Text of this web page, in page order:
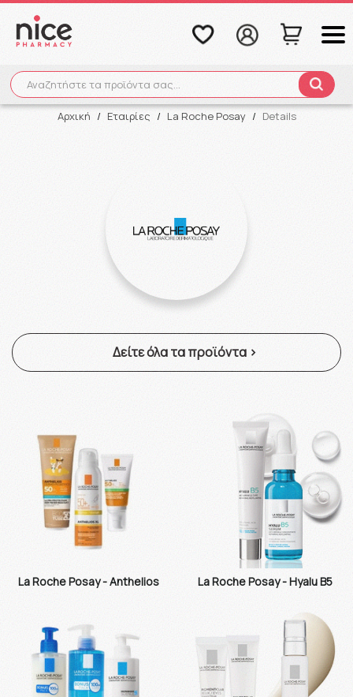
Αναζητήστε τα προϊόντα σας...
Αναζήτηση
Αρχική / Εταιρίες / La Roche Posay / Details
Δείτε όλα τα προϊόντα >
La Roche Posay - Anthelios La Roche Posay - Hyalu B5